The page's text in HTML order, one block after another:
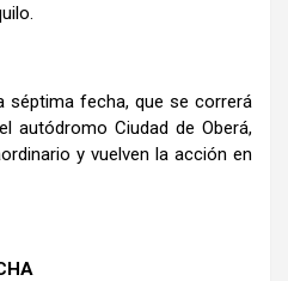
séptima fecha, que se correrá
autódromo Ciudad de Oberá,
y vuelven la acción en